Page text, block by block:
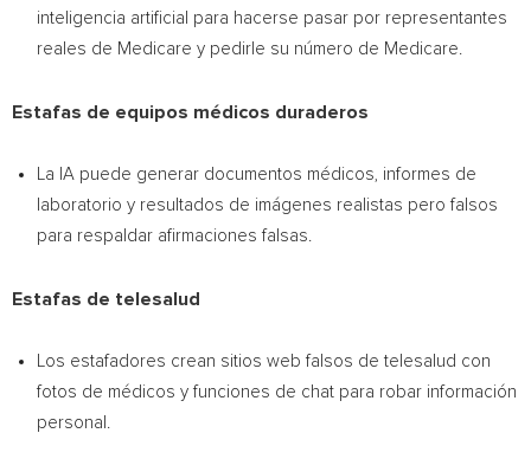
inteligencia artificial para hacerse pasar por representantes
reales de Medicare y pedirle su número de Medicare.
Estafas de equipos médicos duraderos
La IA puede generar documentos médicos, informes de
laboratorio y resultados de imágenes realistas pero falsos
para respaldar afirmaciones falsas.
Estafas de telesalud
Los estafadores crean sitios web falsos de telesalud con
fotos de médicos y funciones de chat para robar información
personal.